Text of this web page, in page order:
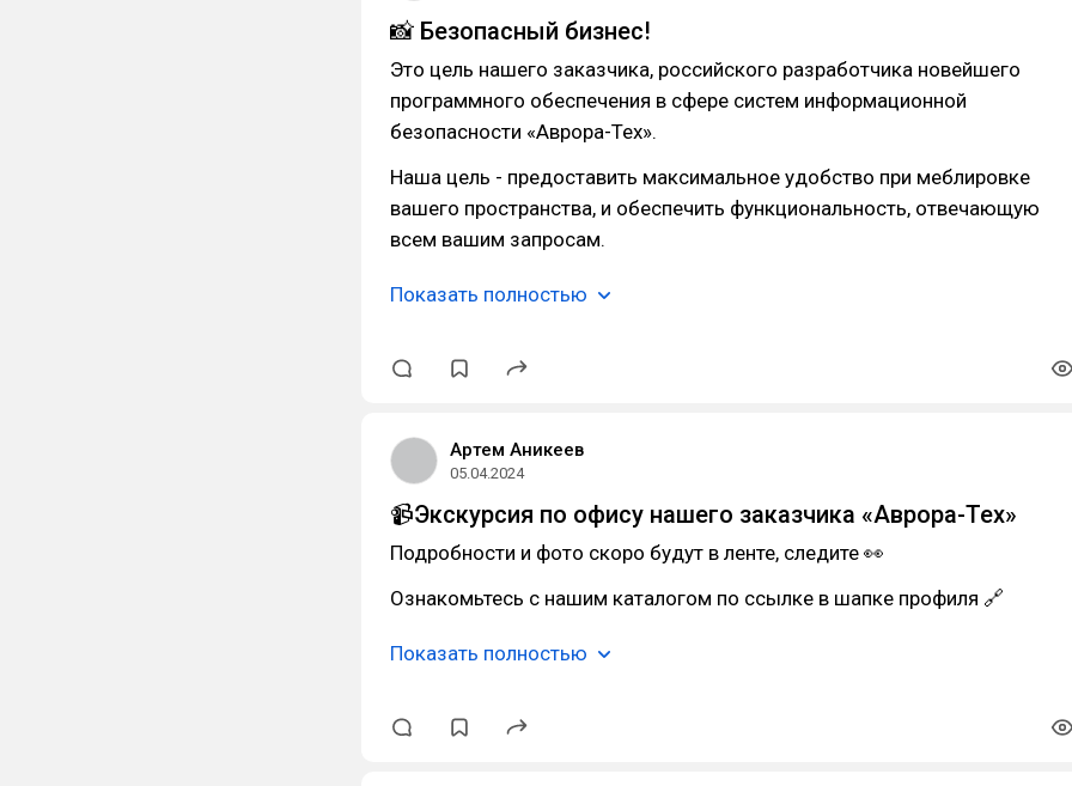
📸 Безопасный бизнес!
Это цель нашего заказчика, российского разработчика новейшего
программного обеспечения в сфере систем информационной
безопасности «Аврора-Тех».
Наша цель - предоставить максимальное удобство при меблировке
вашего пространства, и обеспечить функциональность, отвечающую
всем вашим запросам.
Показать полностью
Артем Аникеев
05.04.2024
📹Экскурсия по офису нашего заказчика «Аврора-Тех»
Подробности и фото скоро будут в ленте, следите 👀
Ознакомьтесь с нашим каталогом по ссылке в шапке профиля 🔗
Показать полностью